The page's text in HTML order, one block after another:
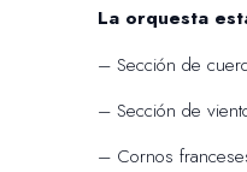
La orquesta
– Sección de
– Sección de
– Cornos